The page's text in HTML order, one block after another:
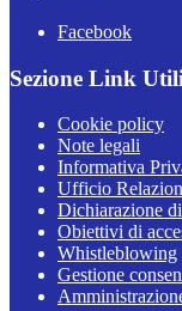
Facebook
Sezione Link Utili
Cookie policy
Note legali
Informativa
Ufficio
Dichiarazione
Obiettivi di
Whistleblowing
Gestione